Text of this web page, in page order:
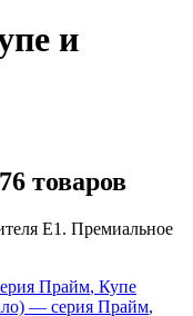
и
76 товаров
Е1. Премиальное
Прайм, Купе
— серия Прайм,